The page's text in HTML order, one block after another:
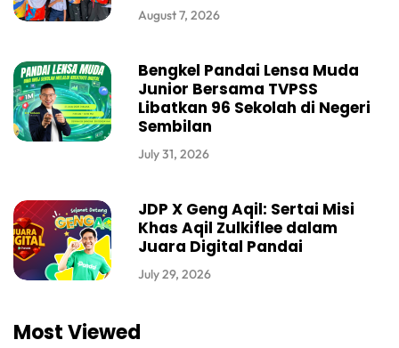
August 7, 2026
Bengkel Pandai Lensa Muda
Junior Bersama TVPSS
Libatkan 96 Sekolah di Negeri
Sembilan
July 31, 2026
JDP X Geng Aqil: Sertai Misi
Khas Aqil Zulkiflee dalam
Juara Digital Pandai
July 29, 2026
Most Viewed